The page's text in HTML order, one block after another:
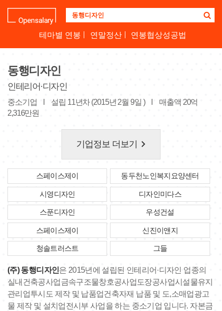
업
명
세
요
테마별 연봉 연말정산 연봉협상성공법
동행디자인
인테리어·디자인
중소기업 설립 11년차 (2015년 2월 9일 )
매출액 20억
2,316만원
기업정보 더보기 keyboard_arrow_right
스페이스제이 동두천노인복지요양센터
시영디자인 디자인미다스
스푼디자인 우성건설
스페이스제이 신진이앤지
청솔트러스트 그들
(주) 동행디자인은 2015년에 설립된 인테리어·디자인 업종의
실내건축공사업금속구조물창호공사업도장공사업시설물유지
관리업투시도 제작 및 납품업건축자재 납품 및 도,소매업광고
물 제작 및 설치업전시부 사업을 하는 중소기업 입니다. 자본금